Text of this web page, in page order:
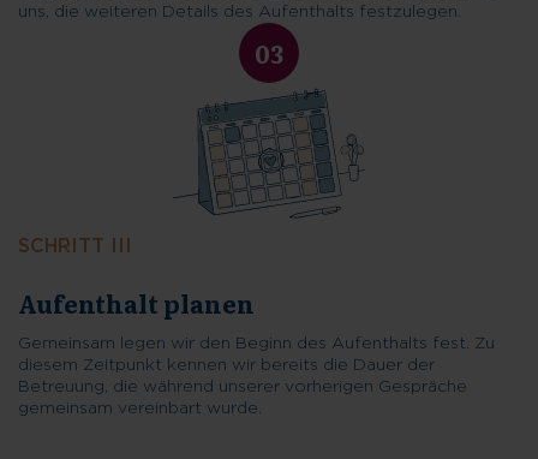
uns, die weiteren Details des Aufenthalts festzulegen.
03
SCHRITT III
Gemeinsam legen wir den Beginn des Aufenthalts fest. Zu
diesem Zeitpunkt kennen wir bereits die Dauer der
Betreuung, die während unserer vorherigen Gespräche
gemeinsam vereinbart wurde.